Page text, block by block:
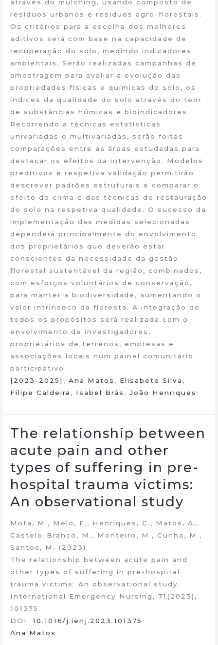
através do mulching, usando composto de
resíduos urbanos e resíduos agro-florestais.
Os critérios para a escolha dos melhores
aditivos será com base na capacidade de
recuperação do solo, medindo indicadores
ambientais. Serão realizadas campanhas de
amostragem para avaliar a evolução das
propriedades físicas e químicas do solo, os
índices da qualidade do solo através do teor
de substâncias húmicas e bioindicadores.
Recorrendo a técnicas estatísticas
univariadas e multivariadas, serão feitas
comparações entre as áreas estudadas para
destacar os efeitos da intervenção. Modelos
preditivos e respetiva validação permitirão
descrever padrões estruturais e comparar o
efeito do clima e das técnicas de restauração
do solo na respetiva qualidade. O sucesso da
implementação das medidas selecionadas
dependerá principalmente do envolvimento
dos proprietários que deverão estar
conscientes da necessidade da gestão
florestal sustentável da região, combinados,
com esforços voluntários de conservação,
para manter a biodiversidade, aumentando o
valor intrínseco da floresta. A integração de
todos os propósitos será realizada com o
envolvimento de investigadores,
proprietários de terrenos, empresas e
associações locais num painel comunitário
participativo.
[2023-2025] ,Ana Matos , Elisabete Silva ,
Filipe Caldeira , Isabel Brás ,João Henriques
The relationship between
acute pain and other
types of suffering in pre-
hospital trauma victims:
An observational study
Mota, M., Melo, F., Henriques, C., Matos, A.,
Castelo-Branco, M., Monteiro, M., Cunha, M.,
Santos, M. (2023).
The relationship between acute pain and
other types of suffering in pre-hospital
trauma victims: An observational study.
International Emergency Nursing, 71(2023),
101375.
DOI:10.1016/j.ienj.2023.101375
Ana Matos